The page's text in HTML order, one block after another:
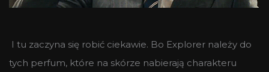
I tu zaczyna się robić ciekawie. Bo Explorer należy do
tych perfum, które na skórze nabierają charakteru